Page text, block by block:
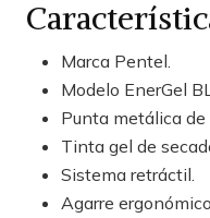
Marca Pentel.
Modelo EnerGel
Punta metálica de
Tinta gel de
Sistema retráctil.
Agarre